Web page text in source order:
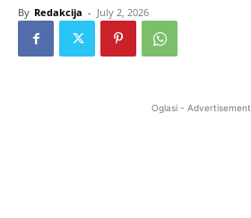
By Redakcija - July 2, 2026
Oglasi - Advertisement